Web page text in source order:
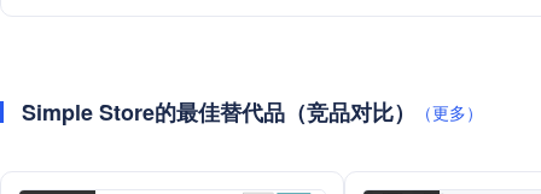
Simple Store的最佳替代品（竞品对比） （更多）